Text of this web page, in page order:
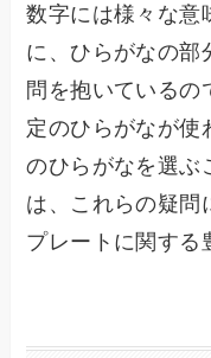
数字には様々な意
に、ひらがなの部
問を抱いているの
定のひらがなが使
のひらがなを選ぶ
は、これらの疑問
プレートに関する